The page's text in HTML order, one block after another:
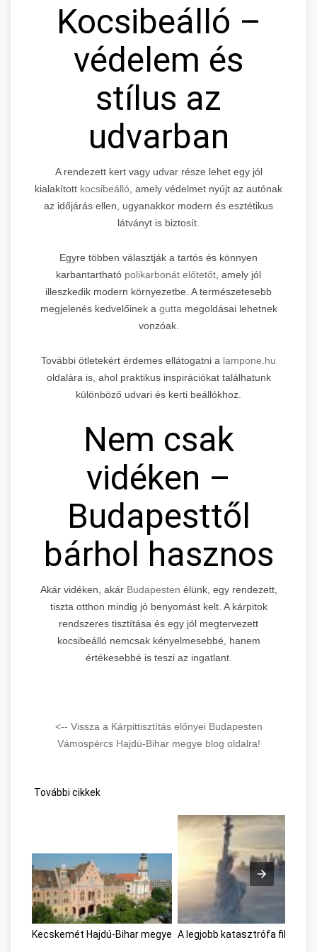
Kocsibeálló –
védelem és
stílus az
udvarban
A rendezett kert vagy udvar része lehet egy jól
kialakított kocsibeálló , amely védelmet nyújt az autónak
az időjárás ellen, ugyanakkor modern és esztétikus
látványt is biztosít.
Egyre többen választják a tartós és könnyen
karbantartható polikarbonát előtetőt , amely jól
illeszkedik modern környezetbe. A természetesebb
megjelenés kedvelőinek a gutta megoldásai lehetnek
vonzóak.
További ötletekért érdemes ellátogatni a lampone.hu
oldalára is, ahol praktikus inspirációkat találhatunk
különböző udvari és kerti beállókhoz.
Nem csak
vidéken –
Budapesttől
bárhol hasznos
Akár vidéken, akár Budapesten élünk, egy rendezett,
tiszta otthon mindig jó benyomást kelt. A kárpitok
rendszeres tisztítása és egy jól megtervezett
kocsibeálló nemcsak kényelmesebbé, hanem
értékesebbé is teszi az ingatlant.
<-- Vissza a Kárpittisztítás előnyei Budapesten
Vámospércs Hajdú-Bihar megye blog oldalra!
További cikkek
Kecskemét Hajdú-Bihar megye A legjobb katasztrófa filmek